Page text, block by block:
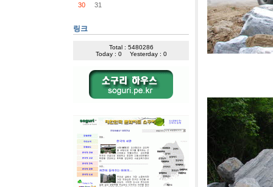
30
31
링크
Total : 5480286
Today : 0
Yesterday : 0